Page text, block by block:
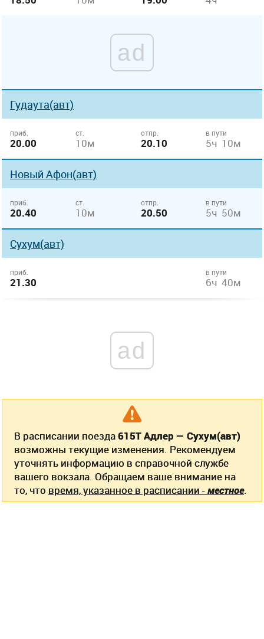
ad
Гудаута(авт)
приб.
20.00
ст.
10м
отпр.
20.10
в пути
5ч 10м
Новый Афон(авт)
приб.
20.40
ст.
10м
отпр.
20.50
в пути
5ч 50м
Сухум(авт)
приб.
21.30
в пути
6ч 40м
ad
В расписании поезда615Т Адлер — Сухум(авт)
возможны текущие изменения. Рекомендуем
уточнять информацию в справочной службе
вашего вокзала. Обращаем ваше внимание на
то, что время, указанное в расписании -местное.